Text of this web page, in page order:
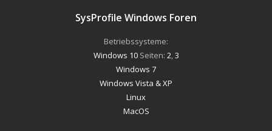
SysProfile Windows Foren
Betriebssysteme:
Windows 10Seiten: 2 3
Windows 7
Windows Vista & XP
Linux
MacOS